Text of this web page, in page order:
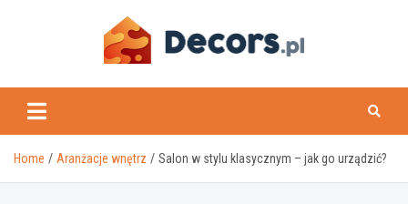
www.decors.pl
Home Aranżacje wnętrz Salon w stylu klasycznym – jak go urządzić?